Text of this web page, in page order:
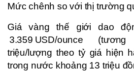
Mức chênh so với thị trường
Giá vàng thế giới dao
3.359 USD/ounce
triệu/lượng theo tỷ giá hiện
trong nước khoảng 13 triệu